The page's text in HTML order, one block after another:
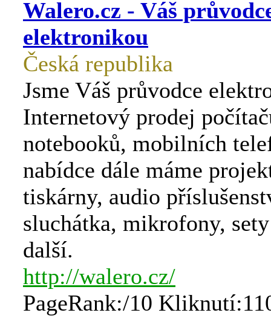
Walero.cz - Váš
elektronikou
Česká republika
Jsme Váš průvodce
Internetový prodej
notebooků, mobilních
nabídce dále máme
tiskárny, audio
sluchátka, mikrofony,
další.
http://walero.cz/
PageRank:/10